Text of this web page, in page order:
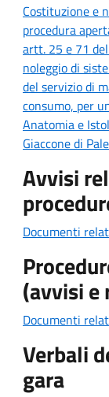
Costituzione e
procedura
artt. 25 e 71
noleggio di
del servizio di
consumo, per
Anatomia e
Giaccone di
Avvisi
Documenti
(avvisi
Documenti
Verbali
gara